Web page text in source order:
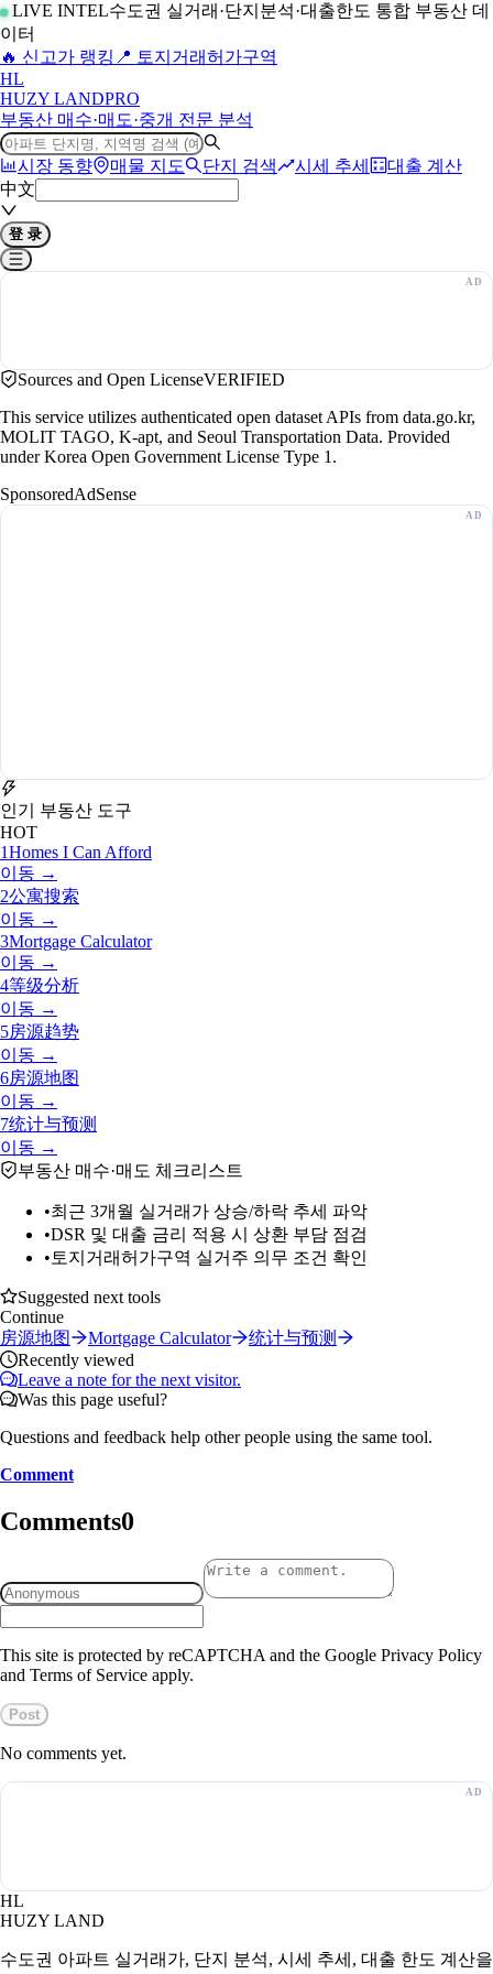
LIVE INTEL수도권 실거래·단지분석·대출한도 통합 부동산 데
이터
🔥 신고가 랭킹 📍 토지거래허가구역
HL
HUZY LANDPRO
부동산 매수·매도·중개 전문 분석
시장 동향 매물 지도 단지 검색 시세 추세
대출 계산
中文
登 录
Sources and Open LicenseVERIFIED
This service utilizes authenticated open dataset APIs from data.go.kr,
MOLIT TAGO, K-apt, and Seoul Transportation Data. Provided
under Korea Open Government License Type 1.
SponsoredAdSense
인기 부동산 도구
HOT
1Homes I Can Afford
이동 →
2公寓搜索
이동 →
3Mortgage Calculator
이동 →
4等级分析
이동 →
5房源趋势
이동 →
6房源地图
이동 →
7统计与预测
이동 →
부동산 매수·매도 체크리스트
•최근 3개월 실거래가 상승/하락 추세 파악
•DSR 및 대출 금리 적용 시 상환 부담 점검
• 토지거래허가구역 실거주 의무 조건 확인
Suggested next tools
Continue
房源地图
Mortgage Calculator
统计与预测
Recently viewed
Leave a note for the next visitor.
Was this page useful?
Questions and feedback help other people using the same tool.
Comment
Comments0
This site is protected by reCAPTCHA and the Google Privacy Policy
and Terms of Service apply.
Post
No comments yet.
HL
HUZY LAND
수도권 아파트 실거래가, 단지 분석, 시세 추세, 대출 한도 계산을